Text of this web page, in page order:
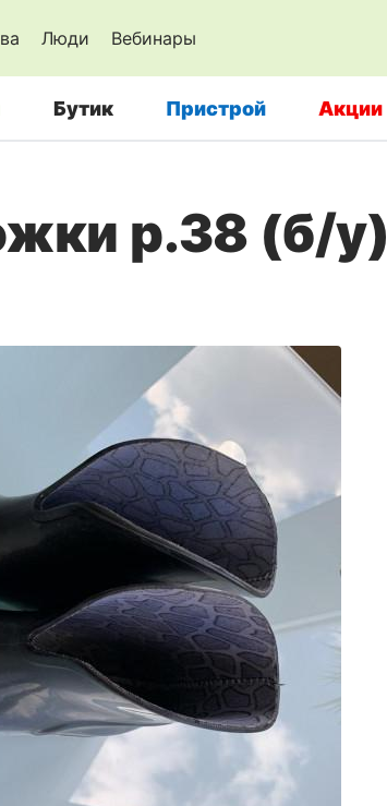
Люди Вебинары
Бутик Пристрой Акции
р.38 (б/у)